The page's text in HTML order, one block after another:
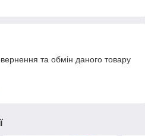
та обмін даного товару